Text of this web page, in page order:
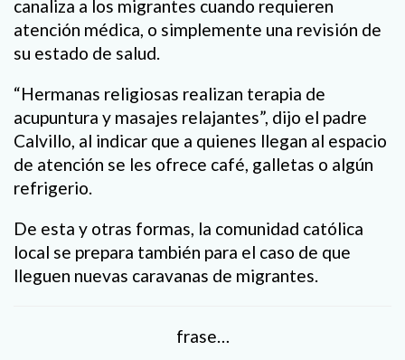
canaliza a los migrantes cuando requieren
atención médica, o simplemente una revisión de
su estado de salud.
“Hermanas religiosas realizan terapia de
acupuntura y masajes relajantes”, dijo el padre
Calvillo, al indicar que a quienes llegan al espacio
de atención se les ofrece café, galletas o algún
refrigerio.
De esta y otras formas, la comunidad católica
local se prepara también para el caso de que
lleguen nuevas caravanas de migrantes.
frase…